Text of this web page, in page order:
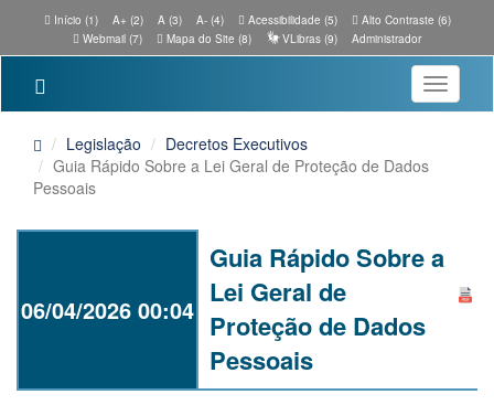
Início (1) A+ (2) A (3) A- (4) Acessibilidade (5)
Alto Contraste (6)
Webmail (7)
Mapa do Site (8) VLibras (9) Administrador
Toggle
Legislação
Decretos Executivos
Guia Rápido Sobre a Lei Geral de Proteção de Dados
Pessoais
06/04/2026 00:04
Guia Rápido Sobre a
Lei Geral de
Proteção de Dados
Pessoais